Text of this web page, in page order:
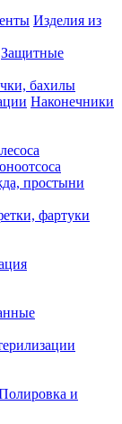
Изделия из
Защитные
бахилы
Наконечники
простыни
фартуки
и